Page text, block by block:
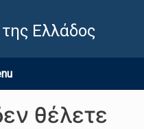
Ελλάδος
θέλετε